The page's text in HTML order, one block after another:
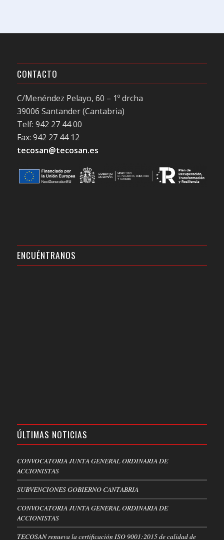
CONTACTO
C/Menéndez Pelayo, 60 – 1º drcha
39006 Santander (Cantabria)
Telf: 942 27 44 00
Fax: 942 27 44 12
tecosan@tecosan.es
ENCUÉNTRANOS
ÚLTIMAS NOTICIAS
CONVOCATORIA JUNTA GENERAL ORDINARIA DE
ACCIONISTAS
SUBVENCIONES GOBIERNO CANTABRIA
CONVOCATORIA JUNTA GENERAL ORDINARIA DE
ACCIONISTAS
TECOSAN renueva la certificación ISO 9001:2015 de calidad de